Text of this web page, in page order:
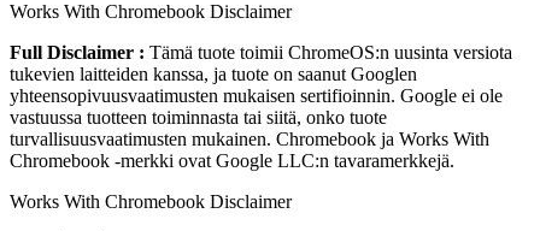
Works With Chromebook Disclaimer
Full Disclaimer : Tämä tuote toimii ChromeOS:n uusinta versiota
tukevien laitteiden kanssa, ja tuote on saanut Googlen
yhteensopivuusvaatimusten mukaisen sertifioinnin. Google ei ole
vastuussa tuotteen toiminnasta tai siitä, onko tuote
turvallisuusvaatimusten mukainen. Chromebook ja Works With
Chromebook ‑merkki ovat Google LLC:n tavaramerkkejä.
Works With Chromebook Disclaimer